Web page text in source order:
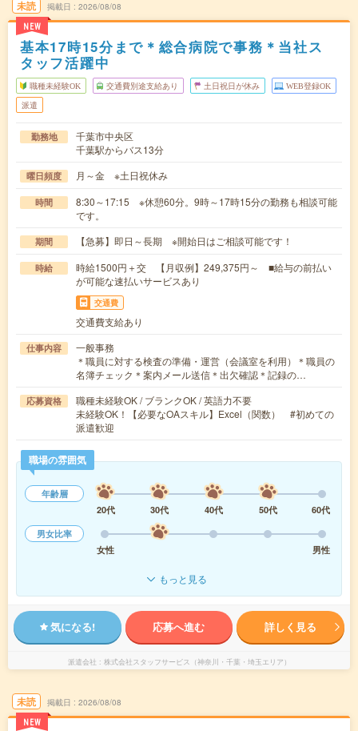
未読
NEW
掲載日 2026/08/08
基本17時15分まで＊総合病院で事務＊当社ス
タッフ活躍中
職種未経験OK 交通費別途支給あり 土日祝日が休み WEB登録OK
派遣
勤務地
千葉市中央区
千葉駅からバス13分
曜日頻度 月～金 ※土日祝休み
時間
8:30～17:15 ※休憩60分。9時～17時15分の勤務も相談可能
です。
期間 【急募】即日～長期 ※開始日はご相談可能です！
時給
時給1500円＋交 【月収例】249,375円～ ■給与の前払い
が可能な速払いサービスあり
交通費
交通費支給あり
仕事内容
一般事務
＊職員に対する検査の準備・運営（会議室を利用）＊職員の
名簿チェック＊案内メール送信＊出欠確認＊記録の…
応募資格
職種未経験OK / ブランクOK / 英語力不要
未経験OK！【必要なOAスキル】Excel（関数） #初めての
派遣歓迎
職場の雰囲気
年齢層
20代
30代 40代 50代
60代
男女比率
女性
男性
もっと見る
気になる! 応募へ進む 詳しく見る
派遣会社 株式会社スタッフサービス（神奈川・千葉・埼玉エリア）
未読
NEW
掲載日 2026/08/08